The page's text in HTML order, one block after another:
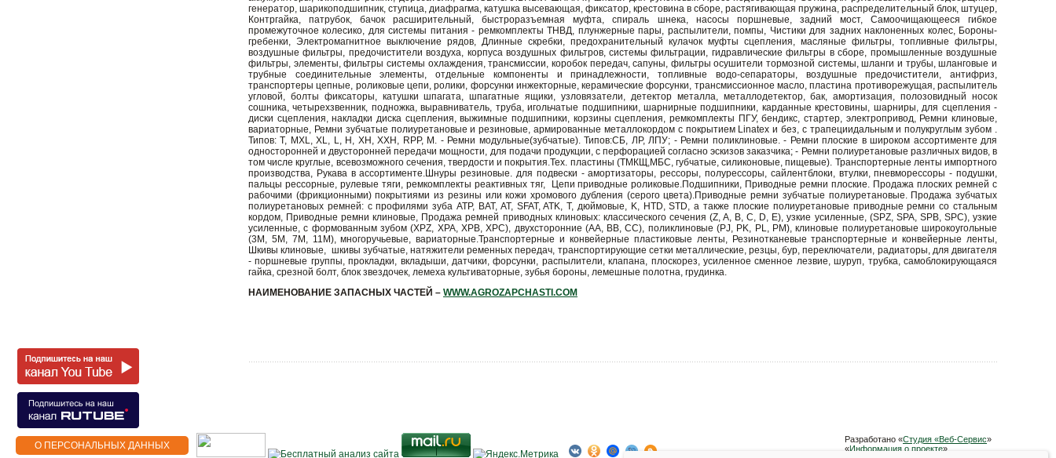
генератор, шарикоподшипник, ступица, диафрагма, катушка высевающая, фиксатор, крестовина в сборе, растягивающая пружина, распределительный блок, штуцер,
Контргайка, патрубок, бачок расширительный, быстроразъемная муфта, спираль шнека, насосы поршневые, задний мост, Самоочищающееся гибкое
промежуточное колесико, для системы питания - ремкомплекты ТНВД, плунжерные пары, распылители, помпы, Чистики для задних наклоненных колес, Бороны-
гребенки, Электромагнитное выключение рядов, Длинные скребки, предохранительный кулачок муфты сцепления, масляные фильтры, топливные фильтры,
воздушные фильтры, предочистители воздуха, корпуса воздушных фильтров, системы фильтрации, гидравлические фильтры в сборе, промышленные воздушные
фильтры, элементы, фильтры системы охлаждения, трансмиссии, коробок передач, сапуны, фильтры осушители тормозной системы, шланги и трубы, шланговые и
трубные соединительные элементы, отдельные компоненты и принадлежности, топливные водо-сепараторы, воздушные предочистители, антифриз,
транспортеры цепные, роликовые цепи, ролики, форсунки инжекторные, керамические форсунки, трансмиссионное масло, пластина противорежущая, распылитель
угловой, болты фиксаторы, катушки шпагата, шпагатные ящики, узловязатели, детектор металла, металлодетектор, бак, амортизация, полозовидный носок
сошника, четырехзвенник, подножка, выравниватель, труба, игольчатые подшипники, шарнирные подшипники, карданные крестовины, шарниры, для сцепления -
диски сцепления, накладки диска сцепления, выжимные подшипники, корзины сцепления, ремкомплекты ПГУ, бендикс, стартер, электропривод, Ремни клиновые,
вариаторные, Ремни зубчатые полиуретановые и резиновые, армированные металлокордом с покрытием Linatex и без, с трапециидальным и полукруглым зубом .
Типов: T, MXL, XL, L, H, XH, XXH, RPP, M. - Ремни модульные(зубчатые). Типов:СБ, ЛР, ЛПУ; - Ремни поликлиновые. - Ремни плоские в широком ассортименте для
односторонней и двусторонней передачи мощности, для подачи продукции, с перфорацией согласно эскизов заказчика; - Ремни полиуретановые различных видов, в
том числе круглые, всевозможного сечения, твердости и покрытия.Тех. пластины (ТМКЩ,МБС, губчатые, силиконовые, пищевые). Транспортерные ленты импортного
производства, Рукава в ассортименте.Шнуры резиновые. для подвески - амортизаторы, рессоры, полурессоры, сайлентблоки, втулки, пневморессоры - подушки,
пальцы рессорные, рулевые тяги, ремкомплекты реактивных тяг, Цепи приводные роликовые.Подшипники, Приводные ремни плоские. Продажа плоских ремней с
рабочими (фрикционными) покрытиями из резины или кожи хромового дубления (серого цвета).Приводные ремни зубчатые полиуретановые. Продажа зубчатых
полиуретановых ремней: с профилями зуба ATP, BAT, AT, SFAT, ATK, T, дюймовые, K, HTD, STD, а также плоские полиуретановые приводные ремни со стальным
кордом, Приводные ремни клиновые, Продажа ремней приводных клиновых: классического сечения (Z, A, B, C, D, E), узкие усиленные, (SPZ, SPA, SPB, SPC), узкие
усиленные, с формованным зубом (XPZ, XPA, XPB, XPC), двухсторонние (AA, BB, CC), поликлиновые (PJ, PK, PL, PM), клиновые полиуретановые широкоугольные
(3M, 5M, 7M, 11M), многоручьевые, вариаторные.Транспортерные и конвейерные пластиковые ленты, Резинотканевые транспортерные и конвейерные ленты,
Шкивы клиновые, шкивы зубчатые, натяжители ременных передач, транспортирующие сетки металлические, резцы, бур, переключатели, радиаторы, для двигателя
- поршневые группы, прокладки, вкладыши, датчики, форсунки, распылители, клапана, плоскорез, усиленное сменное лезвие, шуруп, трубка, самоблокирующаяся
гайка, срезной болт, блок звездочек, лемеха культиваторные, зубья бороны, лемешные полотна, грудинка.
НАИМЕНОВАНИЕ ЗАПАСНЫХ ЧАСТЕЙ – WWW.AGROZAPCHASTI.COM
О ПЕРСОНАЛЬНЫХ ДАННЫХ
Разработано «Студия «Веб-Сервис»
«Информация о проекте»